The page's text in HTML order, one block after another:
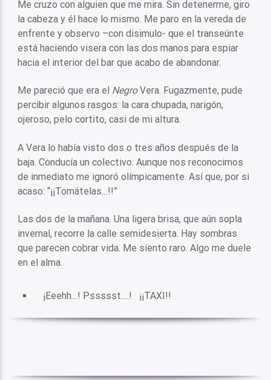
Me cruzo con alguien que me mira. Sin detenerme, giro
la cabeza y él hace lo mismo. Me paro en la vereda de
enfrente y observo –con disimulo- que el transeúnte
está haciendo visera con las dos manos para espiar
hacia el interior del bar que acabo de abandonar.
Me pareció que era el NegroVera. Fugazmente, pude
percibir algunos rasgos: la cara chupada, narigón,
ojeroso, pelo cortito, casi de mi altura.
A Vera lo había visto dos o tres años después de la
baja. Conducía un colectivo. Aunque nos reconocimos
de inmediato me ignoró olímpicamente. Así que, por si
acaso: “¡¡Tomátelas…!!”
Las dos de la mañana. Una ligera brisa, que aún sopla
invernal, recorre la calle semidesierta. Hay sombras
que parecen cobrar vida. Me siento raro. Algo me duele
en el alma.
¡Eeehh…! Pssssst….! ¡¡TAXI!!